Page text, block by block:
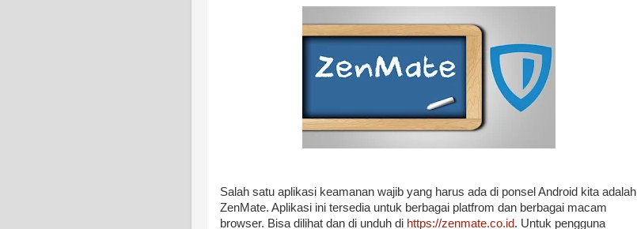
Salah satu aplikasi keamanan wajib yang harus ada di ponsel Android kita adalah
ZenMate. Aplikasi ini tersedia untuk berbagai platfrom dan berbagai macam
browser. Bisa dilihat dan di unduh di https://zenmate.co.id. Untuk pengguna